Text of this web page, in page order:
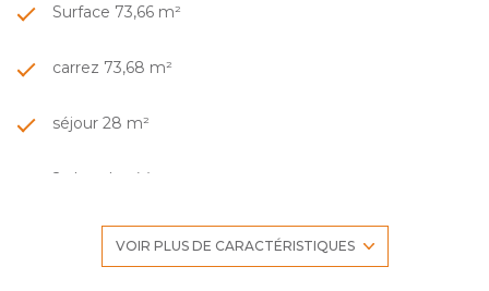
Surface 73,66 m²
carrez 73,68 m²
séjour 28 m²
2 chambre(s)
VOIR PLUS DE CARACTÉRISTIQUES